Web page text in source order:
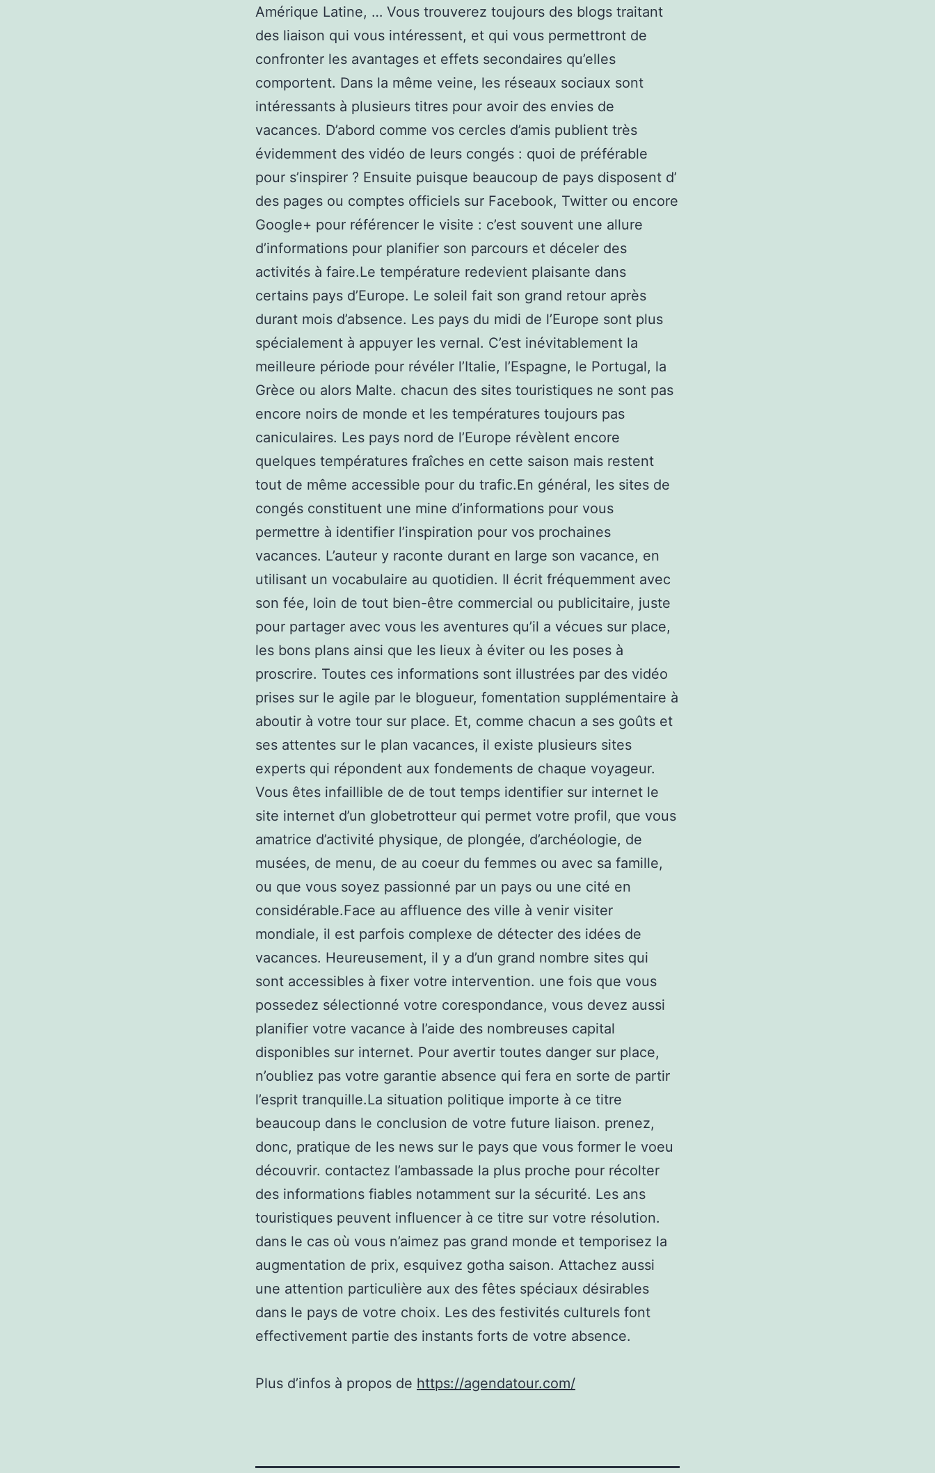
Amérique Latine, … Vous trouverez toujours des blogs traitant
des liaison qui vous intéressent, et qui vous permettront de
confronter les avantages et effets secondaires qu’elles
comportent. Dans la même veine, les réseaux sociaux sont
intéressants à plusieurs titres pour avoir des envies de
vacances. D’abord comme vos cercles d’amis publient très
évidemment des vidéo de leurs congés : quoi de préférable
pour s’inspirer ? Ensuite puisque beaucoup de pays disposent d’
des pages ou comptes officiels sur Facebook, Twitter ou encore
Google+ pour référencer le visite : c’est souvent une allure
d’informations pour planifier son parcours et déceler des
activités à faire.Le température redevient plaisante dans
certains pays d’Europe. Le soleil fait son grand retour après
durant mois d’absence. Les pays du midi de l’Europe sont plus
spécialement à appuyer les vernal. C’est inévitablement la
meilleure période pour révéler l’Italie, l’Espagne, le Portugal, la
Grèce ou alors Malte. chacun des sites touristiques ne sont pas
encore noirs de monde et les températures toujours pas
caniculaires. Les pays nord de l’Europe révèlent encore
quelques températures fraîches en cette saison mais restent
tout de même accessible pour du trafic.En général, les sites de
congés constituent une mine d’informations pour vous
permettre à identifier l’inspiration pour vos prochaines
vacances. L’auteur y raconte durant en large son vacance, en
utilisant un vocabulaire au quotidien. Il écrit fréquemment avec
son fée, loin de tout bien-être commercial ou publicitaire, juste
pour partager avec vous les aventures qu’il a vécues sur place,
les bons plans ainsi que les lieux à éviter ou les poses à
proscrire. Toutes ces informations sont illustrées par des vidéo
prises sur le agile par le blogueur, fomentation supplémentaire à
aboutir à votre tour sur place. Et, comme chacun a ses goûts et
ses attentes sur le plan vacances, il existe plusieurs sites
experts qui répondent aux fondements de chaque voyageur.
Vous êtes infaillible de de tout temps identifier sur internet le
site internet d’un globetrotteur qui permet votre profil, que vous
amatrice d’activité physique, de plongée, d’archéologie, de
musées, de menu, de au coeur du femmes ou avec sa famille,
ou que vous soyez passionné par un pays ou une cité en
considérable.Face au affluence des ville à venir visiter
mondiale, il est parfois complexe de détecter des idées de
vacances. Heureusement, il y a d’un grand nombre sites qui
sont accessibles à fixer votre intervention. une fois que vous
possedez sélectionné votre corespondance, vous devez aussi
planifier votre vacance à l’aide des nombreuses capital
disponibles sur internet. Pour avertir toutes danger sur place,
n’oubliez pas votre garantie absence qui fera en sorte de partir
l’esprit tranquille.La situation politique importe à ce titre
beaucoup dans le conclusion de votre future liaison. prenez,
donc, pratique de les news sur le pays que vous former le voeu
découvrir. contactez l’ambassade la plus proche pour récolter
des informations fiables notamment sur la sécurité. Les ans
touristiques peuvent influencer à ce titre sur votre résolution.
dans le cas où vous n’aimez pas grand monde et temporisez la
augmentation de prix, esquivez gotha saison. Attachez aussi
une attention particulière aux des fêtes spéciaux désirables
dans le pays de votre choix. Les des festivités culturels font
effectivement partie des instants forts de votre absence.
Plus d’infos à propos de https://agendatour.com/